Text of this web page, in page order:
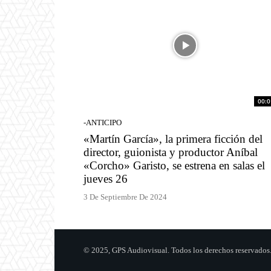
-ANTICIPO
«Martín García», la primera ficción del
director, guionista y productor Aníbal
«Corcho» Garisto, se estrena en salas el
jueves 26
3 De Septiembre De 2024
© 2025, GPS Audiovisual. Todos los derechos reservados.